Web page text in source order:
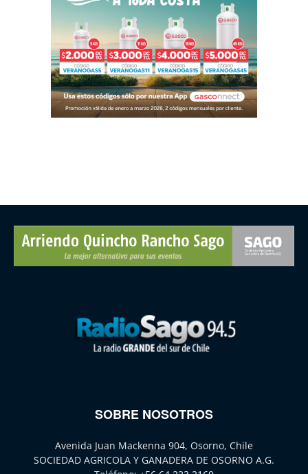
SOBRE NOSOTROS
Avenida Juan Mackenna 904, Osorno, Chile
SOCIEDAD AGRICOLA Y GANADERA DE OSORNO A.G.